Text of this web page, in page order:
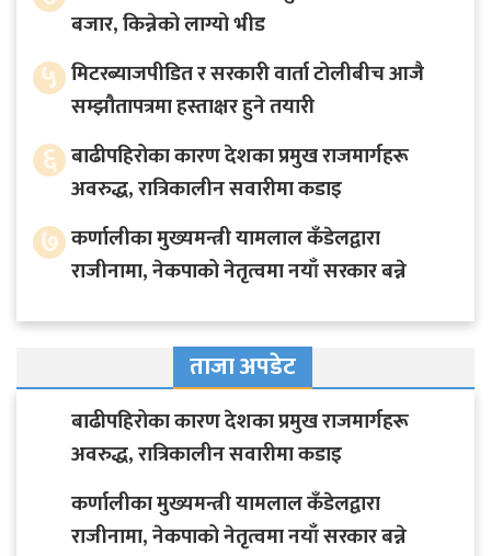
बजार, किन्नेको लाग्यो भीड
५ मिटरब्याजपीडित र सरकारी वार्ता टोलीबीच आजै
सम्झौतापत्रमा हस्ताक्षर हुने तयारी
६ बाढीपहिरोका कारण देशका प्रमुख राजमार्गहरू
अवरुद्ध, रात्रिकालीन सवारीमा कडाइ
७ कर्णालीका मुख्यमन्त्री यामलाल कँडेलद्वारा
राजीनामा, नेकपाको नेतृत्वमा नयाँ सरकार बन्ने
ताजा अपडेट
बाढीपहिरोका कारण देशका प्रमुख राजमार्गहरू
अवरुद्ध, रात्रिकालीन सवारीमा कडाइ
कर्णालीका मुख्यमन्त्री यामलाल कँडेलद्वारा
राजीनामा, नेकपाको नेतृत्वमा नयाँ सरकार बन्ने